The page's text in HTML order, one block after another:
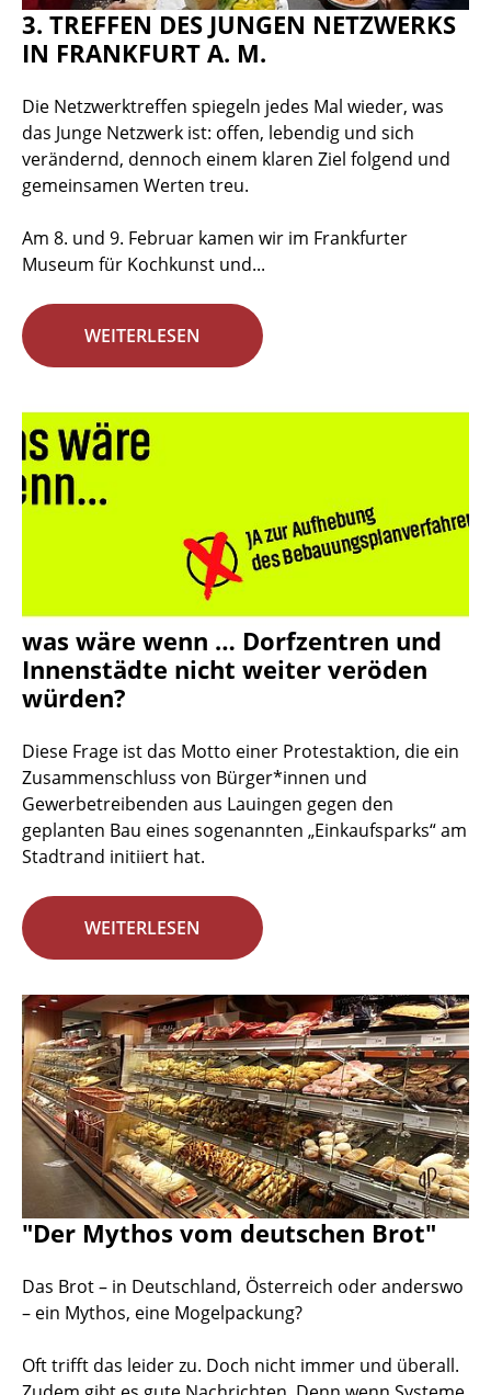
3. TREFFEN DES JUNGEN NETZWERKS
IN FRANKFURT A. M.
Die Netzwerktreffen spiegeln jedes Mal wieder, was
das Junge Netzwerk ist: offen, lebendig und sich
verändernd, dennoch einem klaren Ziel folgend und
gemeinsamen Werten treu.
Am 8. und 9. Februar kamen wir im Frankfurter
Museum für Kochkunst und...
WEITERLESEN
was wäre wenn … Dorfzentren und
Innenstädte nicht weiter veröden
würden?
Diese Frage ist das Motto einer Protestaktion, die ein
Zusammenschluss von Bürger*innen und
Gewerbetreibenden aus Lauingen gegen den
geplanten Bau eines sogenannten „Einkaufsparks“ am
Stadtrand initiiert hat.
WEITERLESEN
"Der Mythos vom deutschen Brot"
Das Brot – in Deutschland, Österreich oder anderswo
– ein Mythos, eine Mogelpackung?
Oft trifft das leider zu. Doch nicht immer und überall.